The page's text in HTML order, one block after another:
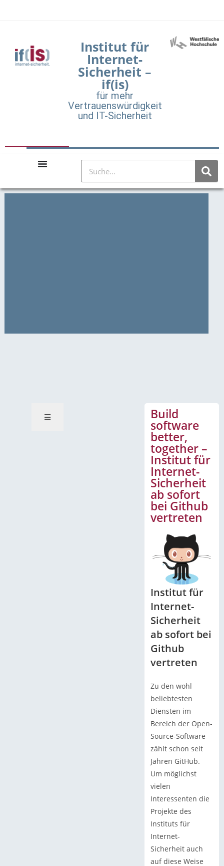
Institut für
Internet-
Sicherheit –
if(is)
für mehr
Vertrauenswürdigkeit
und IT-Sicherheit
Build
software
better,
together –
Institut für
Internet-
Sicherheit
ab sofort
bei Github
vertreten
Institut für
Internet-
Sicherheit
ab sofort bei
Github
vertreten
Zu den wohl
beliebtesten
Diensten im
Bereich der Open-
Source-Software
zählt schon seit
Jahren GitHub.
Um möglichst
vielen
Interessenten die
Projekte des
Instituts für
Internet-
Sicherheit auch
auf diese Weise